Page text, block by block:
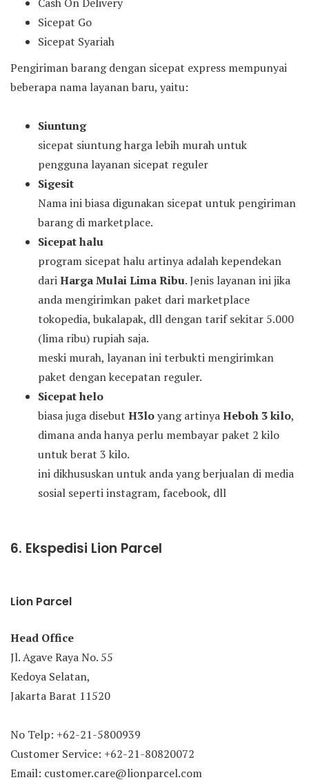
Sicepat Go
Sicepat Syariah
Pengiriman barang dengan sicepat express mempunyai
beberapa nama layanan baru, yaitu:
Siuntung
sicepat siuntung harga lebih murah untuk
pengguna layanan sicepat reguler
Sigesit
Nama ini biasa digunakan sicepat untuk pengiriman
barang di marketplace.
Sicepat halu
program sicepat halu artinya adalah kependekan
dariHarga Mulai Lima Ribu. Jenis layanan ini jika
anda mengirimkan paket dari marketplace
tokopedia, bukalapak, dll dengan tarif sekitar 5.000
(lima ribu) rupiah saja.
meski murah, layanan ini terbukti mengirimkan
paket dengan kecepatan reguler.
Sicepat helo
biasa juga disebut H3loyang artinyaHeboh 3 kilo,
dimana anda hanya perlu membayar paket 2 kilo
untuk berat 3 kilo.
ini dikhususkan untuk anda yang berjualan di media
sosial seperti instagram, facebook, dll
6. Ekspedisi Lion Parcel
Lion Parcel
Head Office
Jl. Agave Raya No. 55
Kedoya Selatan,
Jakarta Barat 11520
No Telp: +62-21-5800939
Customer Service: +62-21-80820072
Email: customer.care@lionparcel.com